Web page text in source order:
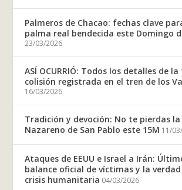
Palmeros de Chacao: fechas clave
palma real bendecida este Domingo
23/03/2026
ASÍ OCURRIÓ: Todos los detalles de
colisión registrada en el tren de los
16/03/2026
Tradición y devoción: No te pierdas la
Nazareno de San Pablo este 15M 11/
Ataques de EEUU e Israel a Irán:
balance oficial de víctimas y la
crisis humanitaria 04/03/2026